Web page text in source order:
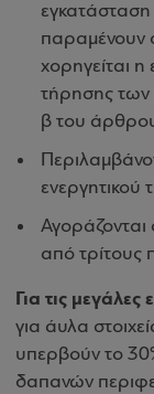
εγκατάσταση
παραμένουν
χορηγείται η
τήρησης
β του
ενεργητικού
από τρίτους
Για τις μεγάλες
για άυλα
υπερβούν το
δαπανών